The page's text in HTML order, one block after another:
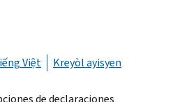
Việt Kreyòl ayisyen
de declaraciones